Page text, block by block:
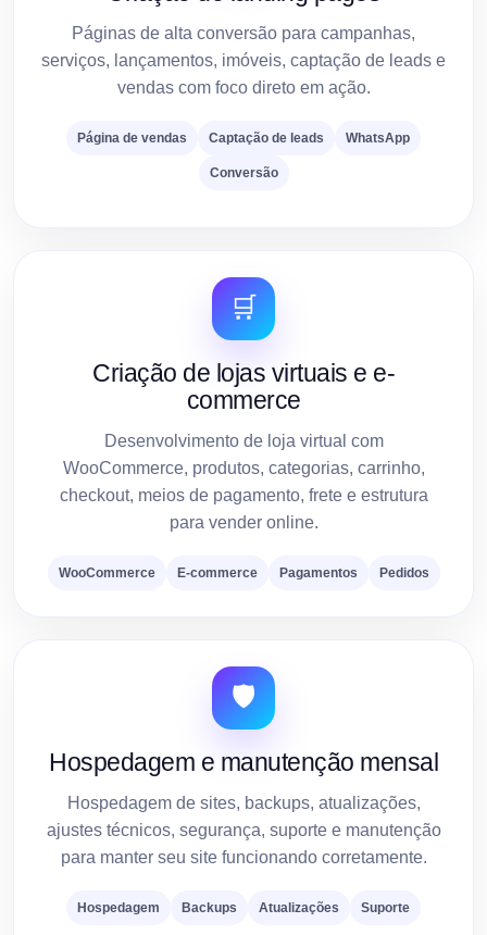
Páginas de alta conversão para campanhas,
serviços, lançamentos, imóveis, captação de leads e
vendas com foco direto em ação.
Página de vendas Captação de leads WhatsApp
Conversão
🛒
Criação de lojas virtuais e e-
commerce
Desenvolvimento de loja virtual com
WooCommerce, produtos, categorias, carrinho,
checkout, meios de pagamento, frete e estrutura
para vender online.
WooCommerce E-commerce Pagamentos Pedidos
🛡️
Hospedagem e manutenção mensal
Hospedagem de sites, backups, atualizações,
ajustes técnicos, segurança, suporte e manutenção
para manter seu site funcionando corretamente.
Hospedagem Backups Atualizações Suporte